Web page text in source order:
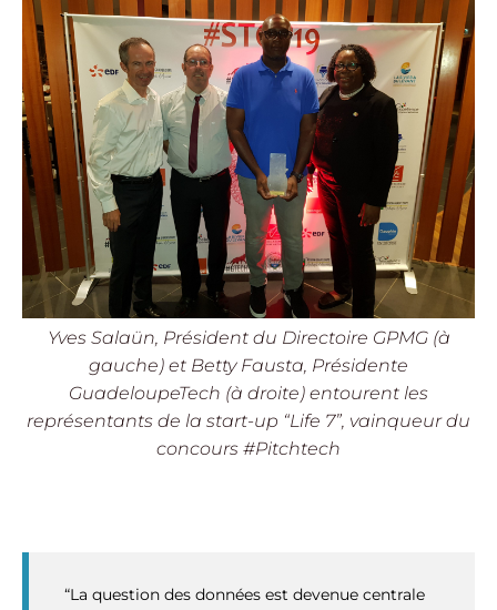
Yves Salaün, Président du Directoire GPMG (à
gauche) et Betty Fausta, Présidente
GuadeloupeTech (à droite) entourent les
représentants de la start-up “Life 7”, vainqueur du
concours #Pitchtech
“La question des données est devenue centrale